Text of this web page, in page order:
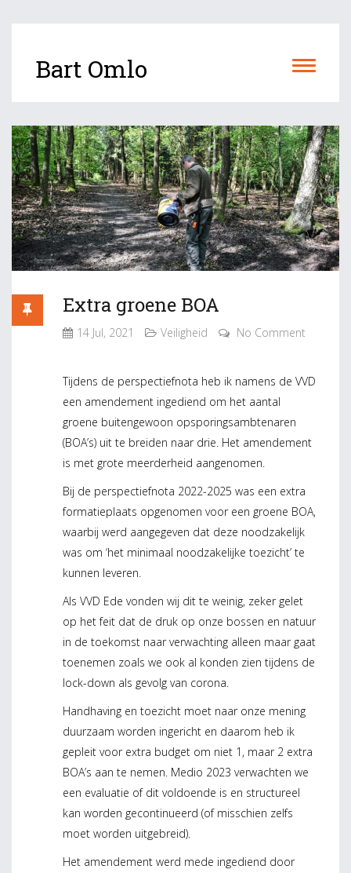
Bart Omlo
Extra groene BOA
14 Jul, 2021 Veiligheid No Comment
Tijdens de perspectiefnota heb ik namens de VVD
een amendement ingediend om het aantal
groene buitengewoon opsporingsambtenaren
(BOA’s) uit te breiden naar drie. Het amendement
is met grote meerderheid aangenomen.
Bij de perspectiefnota 2022-2025 was een extra
formatieplaats opgenomen voor een groene BOA,
waarbij werd aangegeven dat deze noodzakelijk
was om ‘het minimaal noodzakelijke toezicht’ te
kunnen leveren.
Als VVD Ede vonden wij dit te weinig, zeker gelet
op het feit dat de druk op onze bossen en natuur
in de toekomst naar verwachting alleen maar gaat
toenemen zoals we ook al konden zien tijdens de
lock-down als gevolg van corona.
Handhaving en toezicht moet naar onze mening
duurzaam worden ingericht en daarom heb ik
gepleit voor extra budget om niet 1, maar 2 extra
BOA’s aan te nemen. Medio 2023 verwachten we
een evaluatie of dit voldoende is en structureel
kan worden gecontinueerd (of misschien zelfs
moet worden uitgebreid).
Het amendement werd mede ingediend door